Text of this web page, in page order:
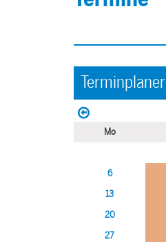
Terminplaner
Mo
6
13
20
27